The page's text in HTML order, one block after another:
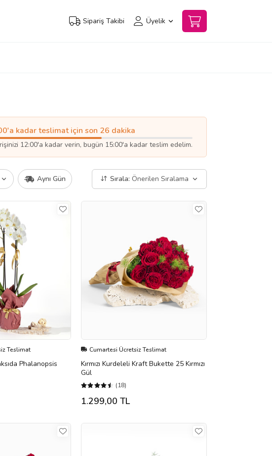
Sipariş Takibi Üyelik
kadar teslimat için son 26 dakika
12:00'a kadar verin, bugün 15:00'a kadar teslim edelim.
Aynı Gün Sırala: Önerilen Sıralama
Teslimat
Phalanopsis
Cumartesi Ücretsiz Teslimat
Kırmızı Kurdeleli Kraft Bukette 25 Kırmızı
Gül
(18)
1.299,00 TL